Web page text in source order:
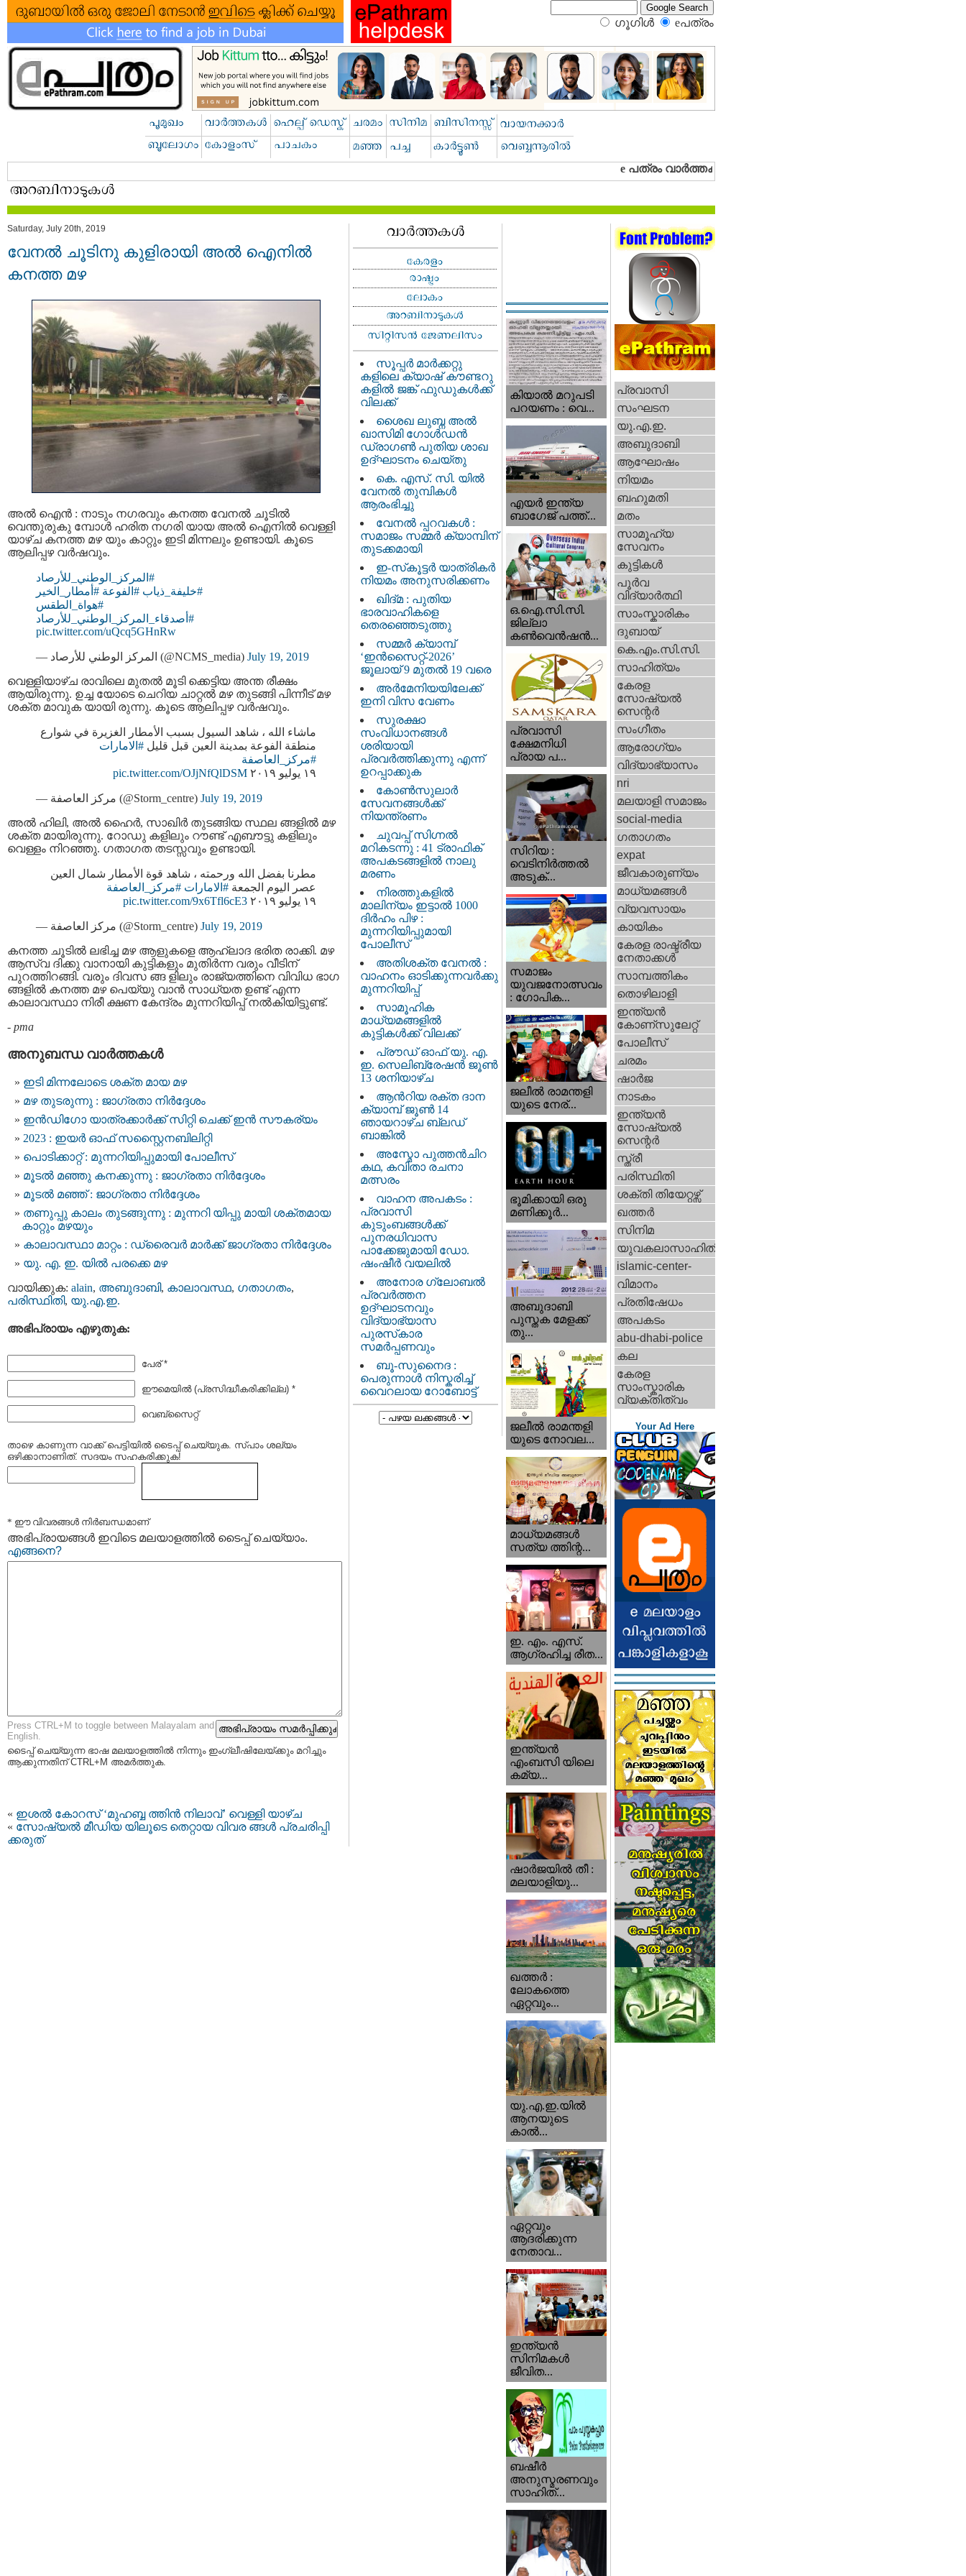
ഗൂഗിള്‍ eപത്രം‍
Saturday, July 20th, 2019
വേനല്‍ ചൂടിനു കുളിരായി അല്‍ ഐനില്‍
കനത്ത മഴ
അല്‍ ഐന്‍ : നാടും നഗരവും കനത്ത വേനല്‍ ചൂടില്‍
വെന്തുരുകു മ്പോള്‍ ഹരിത നഗരി യായ അല്‍ ഐനില്‍ വെള്ളി
യാഴ്ച കനത്ത മഴ യും കാറ്റും ഇടി മിന്നലും ഉണ്ടായി. കൂടെ
ആലിപ്പഴ വര്‍ഷവും.
#المركز_الوطني_للأرصاد
#أمطار_الخير #الفوعة #خليفة_ذياب
#هواة_الطقس
#أصدقاء_المركز_الوطني_للأرصاد
pic.twitter.com/uQcq5GHnRw
— المركز الوطني للأرصاد (@NCMS_media) July 19, 2019
വെള്ളിയാഴ്ച രാവിലെ മുതല്‍ മൂടി ക്കെട്ടിയ അന്ത രീക്ഷം
ആയിരുന്നു. ഉച്ച യോടെ ചെറിയ ചാറ്റല്‍ മഴ തുടങ്ങി പിന്നീട് മഴ
ശക്ത മാവുക യായി രുന്നു. കൂടെ ആലിപ്പഴ വര്‍ഷവും.
ماشاء الله ، شاهد السيول بسبب الأمطار الغزيرة في شوارع
منطقة الفوعة بمدينة العين قبل قليل #الامارات
#مركز_العاصفة
١٩ يوليو ٢٠١٩
pic.twitter.com/OJjNfQlDSM
— مركز العاصفة (@Storm_centre) July 19, 2019
അൽ ഹിലി, അൽ ഹൈര്‍, സാഖിര്‍ തുടങ്ങിയ സ്ഥല ങ്ങളില്‍ മഴ
ശക്ത മായിരുന്നു. റോഡു കളിലും റൗണ്ട് എബൗട്ടു കളിലും
വെള്ളം നിറഞ്ഞു. ഗതാഗത തടസ്സവും ഉണ്ടായി.
مطرنا بفضل الله ورحمته ، شاهد قوة الأمطار شمال العين
عصر اليوم الجمعة #الامارات #مركز_العاصفة
١٩ يوليو ٢٠١٩
pic.twitter.com/9x6Tfl6cE3
— مركز العاصفة (@Storm_centre) July 19, 2019
കനത്ത ചൂടിൽ ലഭിച്ച മഴ ആളുകളെ ആഹ്ലാദ ഭരിത രാക്കി. മഴ
ആസ്വ ദിക്കു വാനായി കുട്ടികളും മുതിര്‍ന്ന വരും വീടിന്
പുറത്തിറങ്ങി. വരും ദിവസ ങ്ങ ളിലും രാജ്യത്തിനെ വിവിധ ഭാഗ
ങ്ങളിൽ കനത്ത മഴ പെയ്യു വാൻ സാധ്യത ഉണ്ട് എന്ന
കാലാവസ്ഥാ നിരീ ക്ഷണ കേന്ദ്രം മുന്നറിയിപ്പ് നൽകിയിട്ടുണ്ട്.
- pma
അനുബന്ധ വാര്‍ത്തകള്‍
ഇടി മിന്നലോടെ ശക്ത മായ മഴ
മഴ തുടരുന്നു : ജാഗ്രതാ നിർദ്ദേശം
ഇന്‍ഡിഗോ യാത്രക്കാര്‍ക്ക് സിറ്റി ചെക്ക് ഇന്‍ സൗകര്യം
2023 : ഇയർ ഓഫ് സസ്റ്റൈനബിലിറ്റി
പൊടിക്കാറ്റ് : മുന്നറിയിപ്പുമായി പോലീസ്
മൂടല്‍ മഞ്ഞു കനക്കുന്നു : ജാഗ്രതാ നിര്‍ദ്ദേശം
മൂടല്‍ മഞ്ഞ് : ജാഗ്രതാ നിര്‍ദ്ദേശം
തണുപ്പു കാലം തുടങ്ങുന്നു : മുന്നറി യിപ്പു മായി ശക്തമായ
കാറ്റും മഴയും
കാലാവസ്ഥാ മാറ്റം : ഡ്രൈവര്‍ മാര്‍ക്ക് ജാഗ്രതാ നിര്‍ദ്ദേശം
യു. എ. ഇ. യിൽ പരക്കെ മഴ
വായിക്കുക: alain, അബുദാബി, കാലാവസ്ഥ, ഗതാഗതം,
പരിസ്ഥിതി, യു.എ.ഇ.
അഭിപ്രായം എഴുതുക:
പേര് *
ഈമെയില്‍ (പ്രസിദ്ധീകരിക്കില്ല) *
വെബ്സൈറ്റ്
താഴെ കാണുന്ന വാക്ക് പെട്ടിയില്‍ ടൈപ്പ്‌ ചെയ്യുക. സ്പാം ശല്യം
ഒഴിക്കാനാണിത്. സദയം സഹകരിക്കുക!
* ഈ വിവരങ്ങള്‍ നിര്‍ബന്ധമാണ്
അഭിപ്രായങ്ങള്‍ ഇവിടെ മലയാളത്തില്‍ ടൈപ്പ് ചെയ്യാം.
എങ്ങനെ?
Press CTRL+M to toggle between Malayalam and
English.
ടൈപ്പ്‌ ചെയ്യുന്ന ഭാഷ മലയാളത്തില്‍ നിന്നും ഇംഗ്ലീഷിലേയ്ക്കും മറിച്ചും
ആക്കുന്നതിന് CTRL+M അമര്‍ത്തുക.
« ഇശല്‍ കോറസ് ‘മുഹബ്ബ ത്തിൻ നിലാവ്’ വെള്ളി യാഴ്ച
« സോഷ്യല്‍ മീഡിയ യിലൂടെ തെറ്റായ വിവര ങ്ങൾ പ്രചരിപ്പി
ക്കരുത്
സൂപ്പർ മാർക്കറ്റു
കളിലെ ക്യാഷ് കൗണ്ടറു
കളിൽ ജങ്ക് ഫുഡുകൾക്ക്
വിലക്ക്
ശൈഖ ലുബ്ന അൽ
ഖാസിമി ഗോൾഡൻ
ഡ്രാഗൺ പുതിയ ശാഖ
ഉദ്ഘാടനം ചെയ്തു
കെ. എസ്. സി. യിൽ
വേനൽ തുമ്പികൾ
ആരംഭിച്ചു
വേനൽ പ്പറവകൾ :
സമാജം സമ്മർ ക്യാമ്പിന്
തുടക്കമായി
ഇ-സ്‌കൂട്ടർ യാത്രികർ
നിയമം അനുസരിക്കണം
ഖിദ്മ : പുതിയ
ഭാരവാഹികളെ
തെരഞ്ഞെടുത്തു
സമ്മർ ക്യാമ്പ്
‘ഇൻസൈറ്റ്-2026’
ജൂലായ് 9 മുതൽ 19 വരെ
അർമേനിയയിലേക്ക്
ഇനി വിസ വേണം
സുരക്ഷാ
സംവിധാനങ്ങൾ
ശരിയായി
പ്രവർത്തിക്കുന്നു എന്ന്
ഉറപ്പാക്കുക
കോൺസുലാർ
സേവനങ്ങൾക്ക്
നിയന്ത്രണം
ചുവപ്പ് സിഗ്നൽ
മറികടന്നു : 41 ട്രാഫിക്
അപകടങ്ങളിൽ നാലു
മരണം
നിരത്തുകളിൽ
മാലിന്യം ഇട്ടാൽ 1000
ദിർഹം പിഴ :
മുന്നറിയിപ്പുമായി
പോലീസ്
അതിശക്ത വേനൽ :
വാഹനം ഓടിക്കുന്നവർക്കു
മുന്നറിയിപ്പ്
സാമൂഹിക
മാധ്യമങ്ങളിൽ
കുട്ടികൾക്ക് വിലക്ക്
പ്രൗഡ് ഓഫ് യു. എ.
ഇ. സെലിബ്രേഷൻ ജൂൺ
13 ശനിയാഴ്ച
ആൻറിയ രക്ത ദാന
ക്യാമ്പ് ജൂൺ 14
ഞായറാഴ്ച ബ്ലഡ്
ബാങ്കിൽ
അസ്മോ പുത്തൻചിറ
കഥ, കവിതാ രചനാ
മത്സരം
വാഹന അപകടം :
പ്രവാസി
കുടുംബങ്ങൾക്ക്
പുനരധിവാസ
പാക്കേജുമായി ഡോ.
ഷംഷീർ വയലിൽ
അനോര ഗ്ലോബൽ
പ്രവർത്തന
ഉദ്ഘാടനവും
വിദ്യാഭ്യാസ
പുരസ്‌കാര
സമർപ്പണവും
ബൂ-സുനൈദ :
പെരുന്നാൾ നിസ്കരിച്ച്
വൈറലായ റോബോട്ട്
കിയാല്‍ മറുപടി
പറയണം : വെ...
എയര്‍ ഇന്ത്യ
ബാഗേജ് പത്ത്...
ഒ.ഐ.സി.സി.
ജില്ലാ
കൺവെൻഷൻ...
പ്രവാസി
ക്ഷേമനിധി
പ്രായ പ...
സിറിയ :
വെടിനിർത്തൽ
അടുക്...
സമാജം
യുവജനോത്സവം
: ഗോപിക...
ജലീല്‍ രാമന്തളി
യുടെ നേര്...
ഭൂമിക്കായി ഒരു
മണിക്കൂര്‍...
അബുദാബി
പുസ്തക മേളക്ക്
തു...
ജലീല്‍ രാമന്തളി
യുടെ നോവല...
മാധ്യമങ്ങള്‍
സത്യ ത്തിന്റ...
ഇ. എം. എസ്.
ആഗ്രഹിച്ച രീത...
ഇന്ത്യന്‍
എംബസി യിലെ
കമ്യ...
ഷാര്‍ജയില്‍ തീ :
മലയാളിയു...
ഖത്തര്‍ :
ലോകത്തെ
ഏറ്റവും...
യു.എ.ഇ.യില്‍
ആനയുടെ
കാല്‍...
ഏറ്റവും
ആദരിക്കുന്ന
നേതാവ...
ഇന്ത്യന്‍
സിനിമകള്‍
ജീവിത...
ബഷീര്‍
അനുസ്മരണവും
സാഹിത്...
പ്രവാസി
സംഘടന
യു.എ.ഇ.
അബുദാബി
ആഘോഷം
നിയമം
ബഹുമതി
മതം
സാമൂഹ്യ
സേവനം
കുട്ടികള്‍
പൂര്‍വ
വിദ്യാര്‍ത്ഥി
സാംസ്കാരികം
ദുബായ്‌
കെ.എം.സി.സി.
സാഹിത്യം
കേരള
സോഷ്യല്‍
സെന്റര്‍
സംഗീതം
ആരോഗ്യം
വിദ്യാഭ്യാസം
nri
മലയാളി സമാജം
social-media
ഗതാഗതം
expat
ജീവകാരുണ്യം
മാധ്യമങ്ങള്‍
വ്യവസായം
കായികം
കേരള രാഷ്ട്രീയ
നേതാക്കള്‍
സാമ്പത്തികം
തൊഴിലാളി
ഇന്ത്യന്‍
കോണ്സുലേറ്റ്
പോലീസ്
ചരമം
ഷാര്‍ജ
നാടകം
ഇന്ത്യന്‍
സോഷ്യല്‍
സെന്റര്‍
സ്ത്രീ
പരിസ്ഥിതി
ശക്തി തിയേറ്റഴ്സ്
ഖത്തര്‍
സിനിമ
യുവകലാസാഹിതി
islamic-center-
വിമാനം
പ്രതിഷേധം
അപകടം
abu-dhabi-police
കല
കേരള
സാംസ്കാരിക
വ്യക്തിത്വം
Your Ad Here